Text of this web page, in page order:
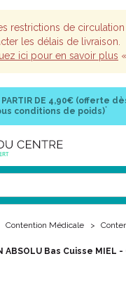
restrictions de
les délais de livraison.
ici pour en savoir plus «
DE 4,90€ (offerte
conditions de poids)*
Contention Médicale
ABSOLU Bas Cuisse MIEL